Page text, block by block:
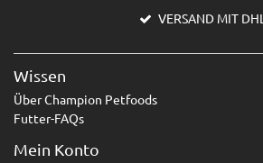
VERSAND MIT DHL
Wissen
Über Champion Petfoods
Futter-FAQs
Mein Konto